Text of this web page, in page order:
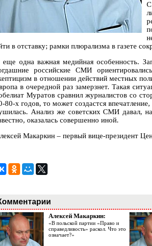
С
в отставку; рамки плюрализма в газете
одна важная медийная особенность.
российские СМИ
в отношении действий местных
в очередной раз замерзнет. Такая
Муратов сравнил журналистов со
80-х годов, то может создастся
Анализ же советских СМИ давал,
оказалась совершенно иной.
Макаркин – первый вице-президент
Алексей Макаркин:
«В польской партии «Право и
справедливость» раскол. Что это
означает?»